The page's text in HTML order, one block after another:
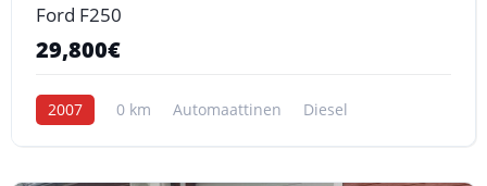
Ford F250
29,800€
2007 0 km Automaattinen Diesel